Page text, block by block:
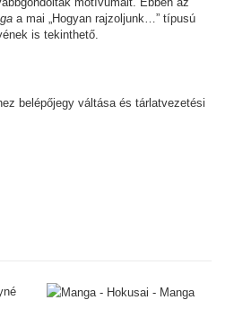
a mai „Hogyan rajzoljunk…” típusú
is tekinthető.
belépőjegy váltása és tárlatvezetési